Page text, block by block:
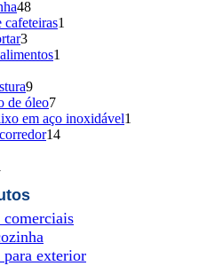
4848
produtos
1
33
produtos
1
99
produtos
de óleo77
produtos
em aço inoxidável1
1414
exterior